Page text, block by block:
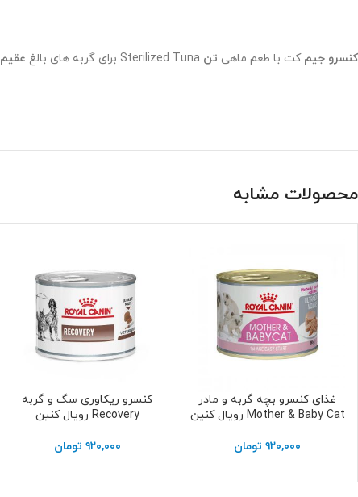
کنسرو جیم کت با طعم ماهی تن عقیم
محصولات مشابه
افزودن به سبد خرید
غذای کنسرو بچه گربه و مادر
Mother & Baby Cat رویال کنین
۹۲۰,۰۰۰ تومان
افزودن به سبد خرید
کنسرو ریکاوری سگ و گربه
Recovery رویال کنین
۹۲۰,۰۰۰ تومان